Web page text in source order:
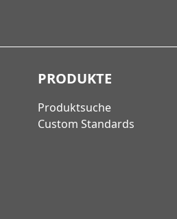
PRODUKTE
Produktsuche
Custom Standards